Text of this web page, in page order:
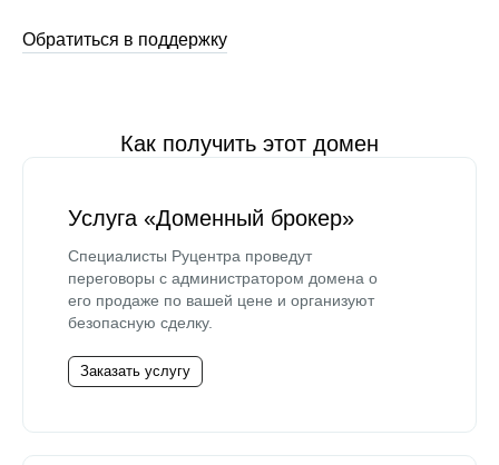
Обратиться в поддержку
Как получить этот домен
Услуга «Доменный брокер»
Специалисты Руцентра проведут
переговоры с администратором домена о
его продаже по вашей цене и организуют
безопасную сделку.
Заказать услугу